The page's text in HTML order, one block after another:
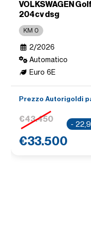
VOLKSWAGEN
204cv dsg
KM 0
2/2026
Automatico
Euro 6E
Prezzo Autorigoldi
€43.450 -
€33.500